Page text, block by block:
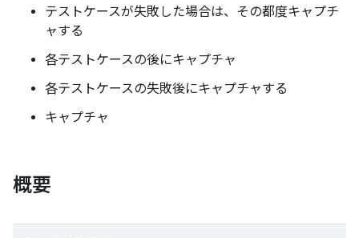
テストケースが失敗した場合は、その都度キャプチ
ャする
各テストケースの後にキャプチャ
各テストケースの失敗後にキャプチャする
キャプチャ
概要